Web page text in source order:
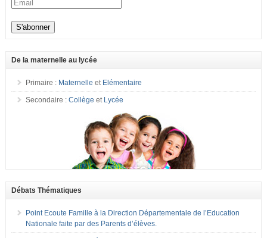
De la maternelle au lycée
Primaire : Maternelle et Elémentaire
Secondaire : Collège et Lycée
Débats Thématiques
Point Ecoute Famille à la Direction Départementale de l’Education
Nationale faite par des Parents d’élèves.